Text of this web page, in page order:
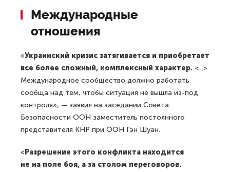
Международные
отношения
«Украинский кризис затягивается и приобретает
все более сложный, комплексный характер. <...>
Международное сообщество должно работать
сообща над тем, чтобы ситуация не вышла из-под
контроля», — заявил на заседании Совета
Безопасности ООН заместитель постоянного
представителя КНР при ООН Гэн Шуан.
« Разрешение этого конфликта находится
не на поле боя, а за столом переговоров.